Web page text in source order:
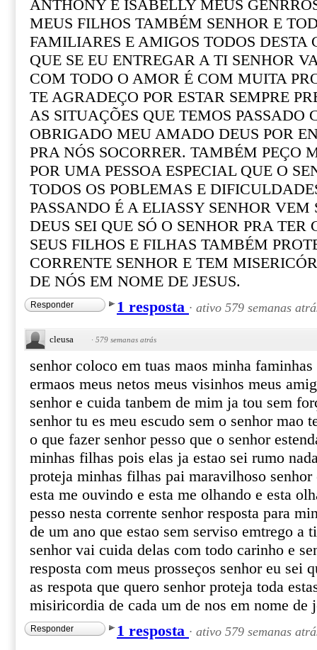
ANTHONY E ISABELLY MEUS
MEUS FILHOS TAMBÉM SENHOR E
FAMILIARES E AMIGOS TODOS DESTA
QUE SE EU ENTREGAR A TI SENHOR
COM TODO O AMOR É COM MUITA
TE AGRADEÇO POR ESTAR SEMPRE
AS SITUAÇÕES QUE TEMOS PASSADO
OBRIGADO MEU AMADO DEUS POR
PRA NÓS SOCORRER. TAMBÉM PEÇO
POR UMA PESSOA ESPECIAL QUE O
TODOS OS POBLEMAS E
PASSANDO É A ELIASSY SENHOR VEM
DEUS SEI QUE SÓ O SENHOR PRA
SEUS FILHOS E FILHAS TAMBÉM
CORRENTE SENHOR E TEM
DE NÓS EM NOME DE JESUS.
Responder 1 resposta · ativo 579 semanas
cleusa · 579 semanas atrás
senhor coloco em tuas maos minha
ermaos meus netos meus visinhos meus
senhor e cuida tanbem de mim ja tou sem
senhor tu es meu escudo sem o senhor mao
o que fazer senhor pesso que o senhor
minhas filhas pois elas ja estao sei rumo
proteja minhas filhas pai maravilhoso senhor
esta me ouvindo e esta me olhando e esta
pesso nesta corrente senhor resposta para
de um ano que estao sem serviso emtrego a
senhor vai cuida delas com todo carinho e
resposta com meus prosseços senhor eu sei
as respota que quero senhor proteja toda
misiricordia de cada um de nos em nome de
Responder 1 resposta · ativo 579 semanas